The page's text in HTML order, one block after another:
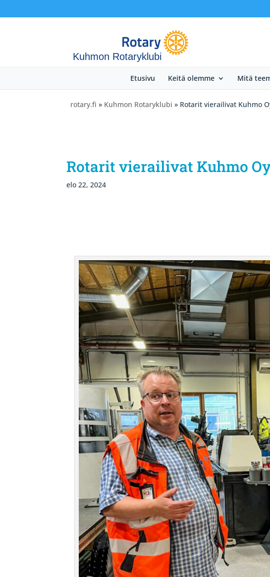
Kuhmon Rotaryklubi
Etusivu Keitä olemme Mitä
rotary.fi » Kuhmon Rotaryklubi » Rotarit vierailivat Kuhmo
Rotarit vierailivat Kuhmo
elo 22, 2024